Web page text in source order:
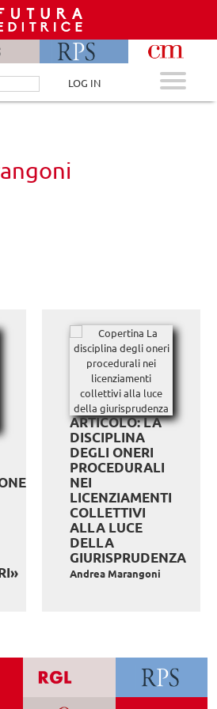
testo
LOG IN
ARTICOLO: LA
DISCIPLINA
DEGLI ONERI
PROCEDURALI
NEI
LICENZIAMENTI
COLLETTIVI
ALLA LUCE
DELLA
GIURISPRUDENZA
Andrea Marangoni